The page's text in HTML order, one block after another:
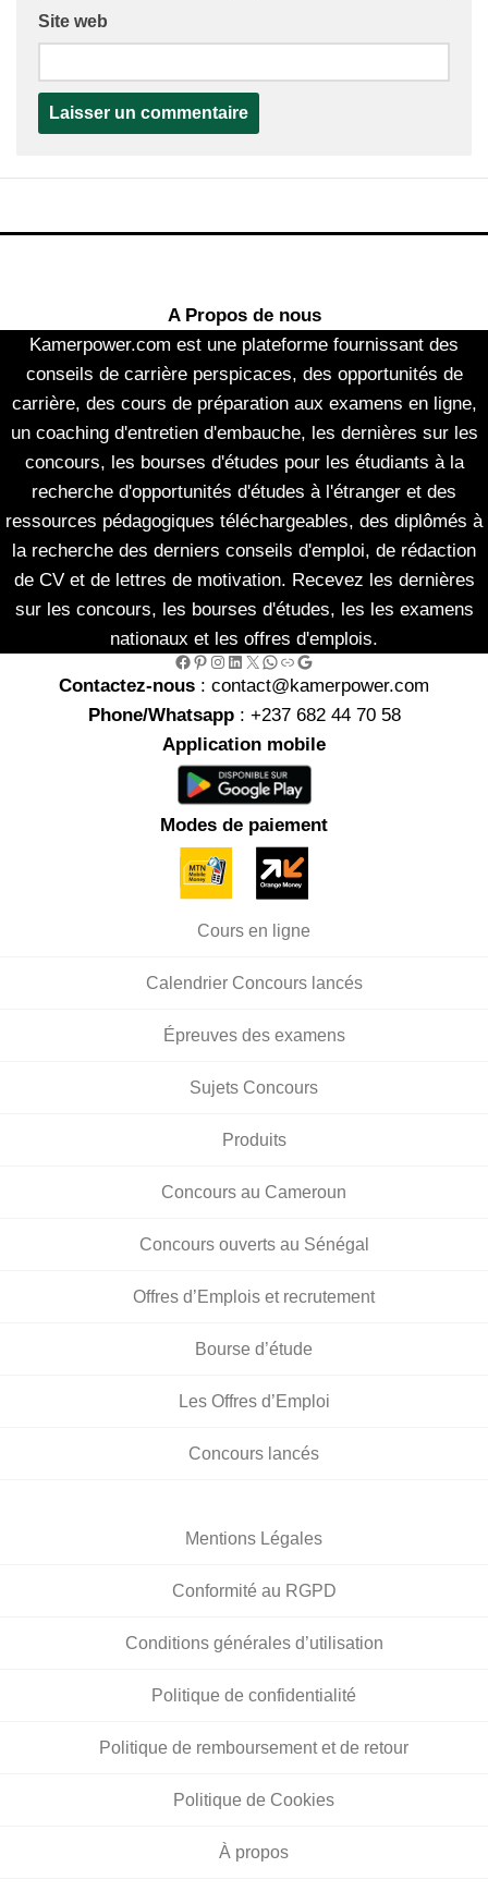
Site web
A Propos de nous
Kamerpower.com est une plateforme fournissant des
conseils de carrière perspicaces, des opportunités de
carrière, des cours de préparation aux examens en ligne,
un coaching d'entretien d'embauche, les dernières sur les
concours, les bourses d'études pour les étudiants à la
recherche d'opportunités d'études à l'étranger et des
ressources pédagogiques téléchargeables, des diplômés à
la recherche des derniers conseils d'emploi, de rédaction
de CV et de lettres de motivation. Recevez les dernières
sur les concours, les bourses d'études, les les examens
nationaux et les offres d'emplois.
Facebook Pinterest InstagramLinkedIn X WhatsApp Link Google
Contactez-nous : contact@kamerpower.com
Phone/Whatsapp: +237 682 44 70 58
Application mobile
Modes de paiement
Cours en ligne
Calendrier Concours lancés
Épreuves des examens
Sujets Concours
Produits
Concours au Cameroun
Concours ouverts au Sénégal
Offres d’Emplois et recrutement
Bourse d’étude
Les Offres d’Emploi
Concours lancés
Mentions Légales
Conformité au RGPD
Conditions générales d’utilisation
Politique de confidentialité
Politique de remboursement et de retour
Politique de Cookies
À propos